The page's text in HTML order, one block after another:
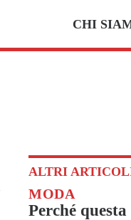
CHI
ALTRI
MODA
Perché